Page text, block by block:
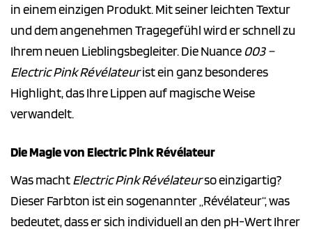
in einem einzigen Produkt. Mit seiner leichten Textur
und dem angenehmen Tragegefühl wird er schnell zu
Ihrem neuen Lieblingsbegleiter. Die Nuance 003 –
Electric Pink Révélateurist ein ganz besonderes
Highlight, das Ihre Lippen auf magische Weise
verwandelt.
Die Magie von Electric Pink Révélateur
Was machtElectric Pink Révélateurso einzigartig?
Dieser Farbton ist ein sogenannter „Révélateur“, was
bedeutet, dass er sich individuell an den pH-Wert Ihrer